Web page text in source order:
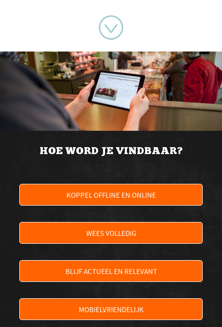
HOE WORD JE VINDBAAR?
KOPPEL OFFLINE EN ONLINE
WEES VOLLEDIG
BLIJF ACTUEEL EN RELEVANT
MOBIELVRIENDELIJK